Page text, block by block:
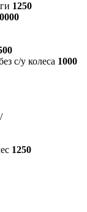
1250
с/у колеса 1000
1250